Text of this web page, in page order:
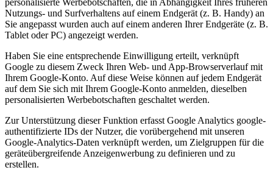
personalisierte Werbebotschaften, die in Abhängigkeit Ihres früheren
Nutzungs- und Surfverhaltens auf einem Endgerät (z. B. Handy) an
Sie angepasst wurden auch auf einem anderen Ihrer Endgeräte (z. B.
Tablet oder PC) angezeigt werden.
Haben Sie eine entsprechende Einwilligung erteilt, verknüpft
Google zu diesem Zweck Ihren Web- und App-Browserverlauf mit
Ihrem Google-Konto. Auf diese Weise können auf jedem Endgerät
auf dem Sie sich mit Ihrem Google-Konto anmelden, dieselben
personalisierten Werbebotschaften geschaltet werden.
Zur Unterstützung dieser Funktion erfasst Google Analytics google-
authentifizierte IDs der Nutzer, die vorübergehend mit unseren
Google-Analytics-Daten verknüpft werden, um Zielgruppen für die
geräteübergreifende Anzeigenwerbung zu definieren und zu
erstellen.